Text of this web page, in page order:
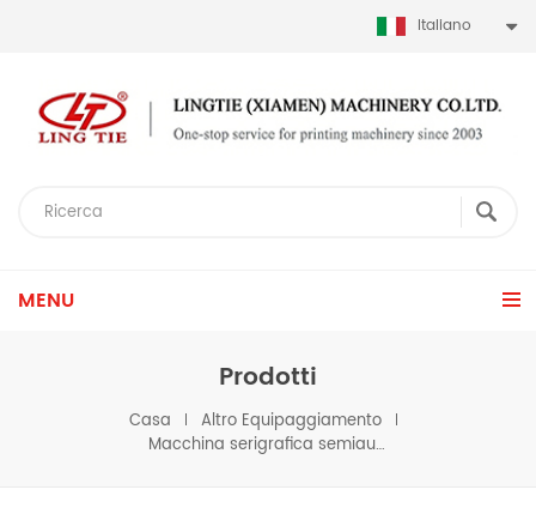
Italiano
MENU
Prodotti
Casa
Altro Equipaggiamento
Macchina serigrafica semiautomatica